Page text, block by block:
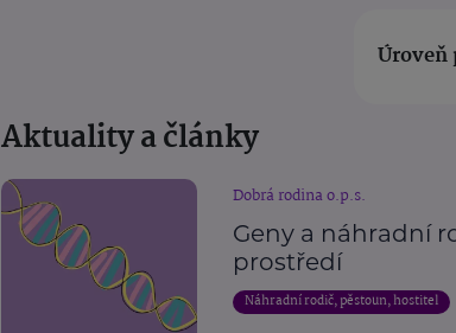
Úroveň
Aktuality a články
Dobrá rodina o.p.s.
Geny a náhradní
prostředí
Náhradní rodič, pěstoun, hostitel